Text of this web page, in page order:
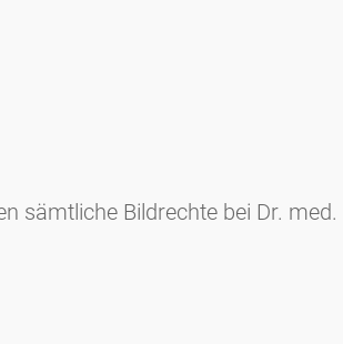
sämtliche Bildrechte bei Dr.